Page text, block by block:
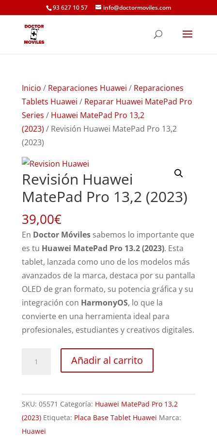
93 627 10 57 info@doctormoviles.com
Inicio / Reparaciones Huawei / Reparaciones
Tablets Huawei / Reparar Huawei MatePad Pro
Series / Huawei MatePad Pro 13,2
(2023) / Revisión Huawei MatePad Pro 13,2
(2023)
Revisión Huawei
MatePad Pro 13,2 (2023)
39,00€
En Doctor Móvilessabemos lo importante que
es tu Huawei MatePad Pro 13.2 (2023). Esta
tablet, lanzada como uno de los modelos más
avanzados de la marca, destaca por su pantalla
OLED de gran formato, su potencia gráfica y su
integración con HarmonyOS, lo que la
convierte en una herramienta ideal para
profesionales, estudiantes y creativos digitales.
Pro
13,2
(2023)
cantidad
Añadir al carrito
SKU: 05571 Categoría: Huawei MatePad Pro 13,2
(2023) Etiqueta: Placa Base Tablet Huawei Marca:
Huawei